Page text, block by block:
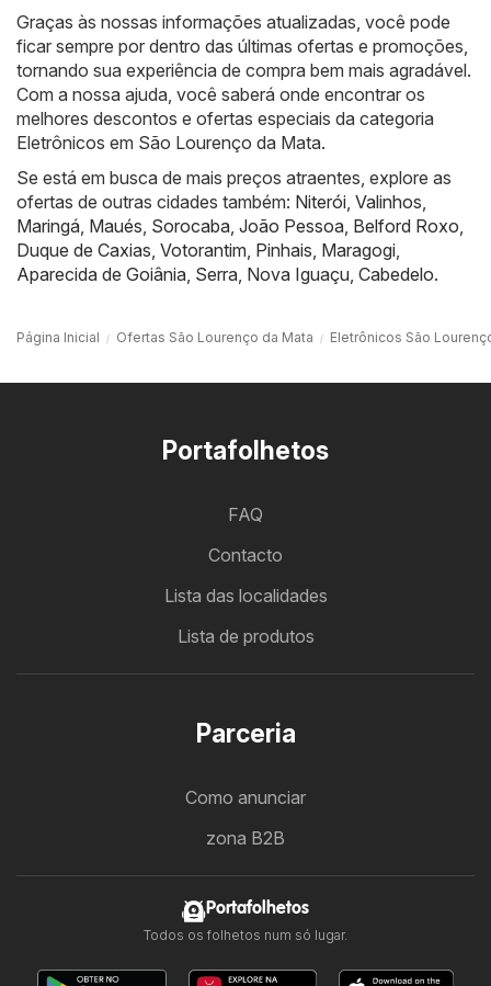
Graças às nossas informações atualizadas, você pode
ficar sempre por dentro das últimas ofertas e promoções,
tornando sua experiência de compra bem mais agradável.
Com a nossa ajuda, você saberá onde encontrar os
melhores descontos e ofertas especiais da categoria
Eletrônicos em São Lourenço da Mata.
Se está em busca de mais preços atraentes, explore as
ofertas de outras cidades também: Niterói, Valinhos,
Maringá, Maués, Sorocaba, João Pessoa, Belford Roxo,
Duque de Caxias, Votorantim, Pinhais, Maragogi,
Aparecida de Goiânia, Serra, Nova Iguaçu, Cabedelo.
Página Inicial Ofertas São Lourenço da Mata Eletrônicos São
Portafolhetos
FAQ
Contacto
Lista das localidades
Lista de produtos
Parceria
Como anunciar
zona B2B
Portafolhetos
Todos os folhetos num só lugar.